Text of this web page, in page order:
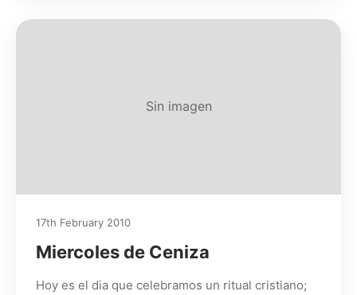
Sin imagen
17th February 2010
Miercoles de Ceniza
Hoy es el dia que celebramos un ritual cristiano;